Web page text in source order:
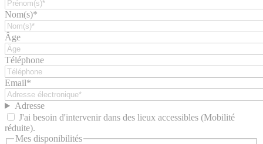
Nom(s)*
Âge
Téléphone
Email*
Adresse
J'ai besoin d'intervenir dans des lieux accessibles (Mobilité
réduite).
Mes disponibilités